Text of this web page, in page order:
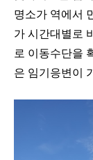
명소가 역에서
가 시간대별로
로 이동수단을
은 임기응변이